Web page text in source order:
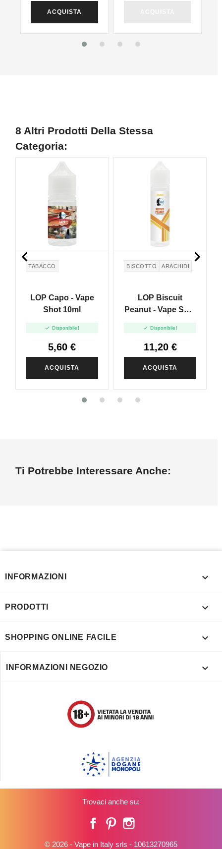
ACQUISTA
8 Altri Prodotti Della Stessa
Categoria:
TABACCO
LOP Capo - Vape
Shot 10ml
 Disponibile!
5,60 €
ACQUISTA
BISCOTTO ARACHIDI
LOP Biscuit
Peanut - Vape Shot
 Disponibile!
11,20 €
ACQUISTA
 
Ti Potrebbe Interessare Anche:
INFORMAZIONI 
PRODOTTI 
SHOPPING ONLINE FACILE 
INFORMAZIONI NEGOZIO 
Trovaci anche su:
FacebookPinterest
© 2026 - Vape in Italy srls - 10613270965